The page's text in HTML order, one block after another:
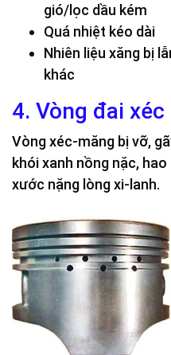
gió/lọc dầu kém
Quá nhiệt kéo dài
Nhiên liệu xăng bị
khác
4. Vòng đai
Vòng xéc-măng bị vỡ,
khói xanh nồng nặc,
xước nặng lòng xi-lanh.